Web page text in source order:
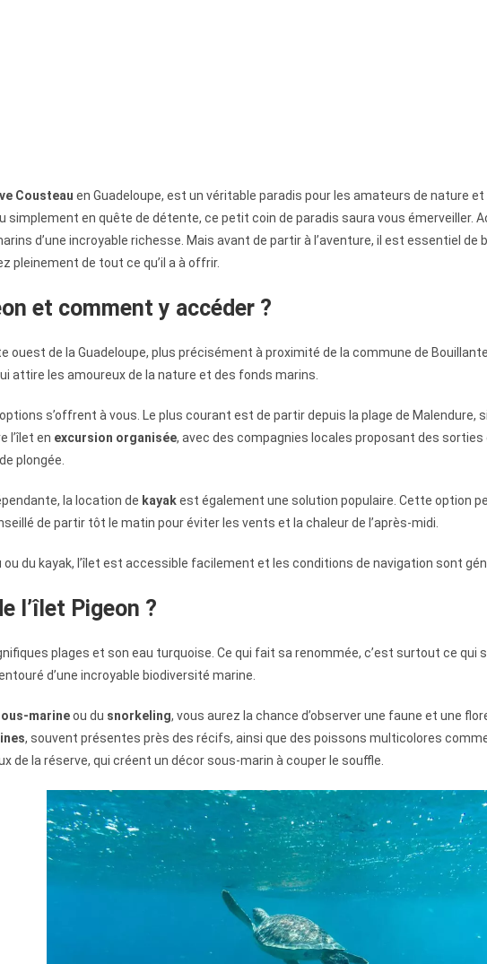
Cousteau en Guadeloupe, est un véritable paradis pour les amateurs de nature
simplement en quête de détente, ce petit coin de paradis saura vous émerveiller.
d’une incroyable richesse. Mais avant de partir à l’aventure, il est essentiel
pleinement de tout ce qu’il a à offrir.
et comment y accéder ?
ouest de la Guadeloupe, plus précisément à proximité de la commune de
attire les amoureux de la nature et des fonds marins.
s’offrent à vous. Le plus courant est de partir depuis la plage de
l’îlet en excursion organisée, avec des compagnies locales proposant des
plongée.
la location de kayakest également une solution populaire. Cette option
de partir tôt le matin pour éviter les vents et la chaleur de l’après-midi.
ou du kayak, l’îlet est accessible facilement et les conditions de navigation sont
l’îlet Pigeon ?
plages et son eau turquoise. Ce qui fait sa renommée, c’est surtout ce qui
d’une incroyable biodiversité marine.
marineou du snorkeling, vous aurez la chance d’observer une faune et une
, souvent présentes près des récifs, ainsi que des poissons multicolores
de la réserve, qui créent un décor sous-marin à couper le souffle.